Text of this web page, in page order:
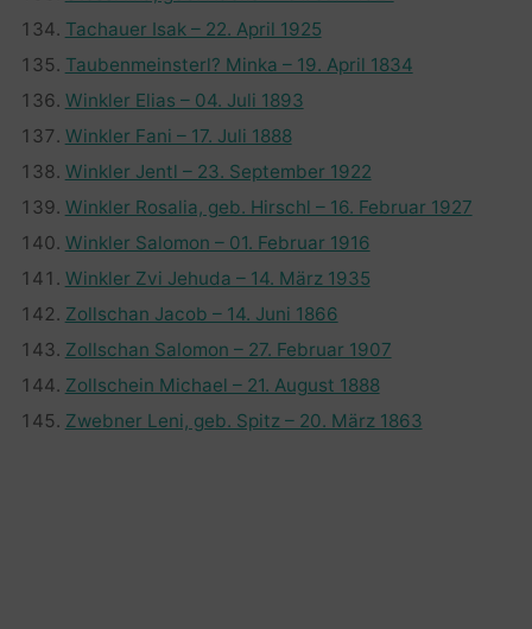
Tachauer Isak – 22. April 1925
Taubenmeinsterl? Minka – 19. April 1834
Winkler Elias – 04. Juli 1893
Winkler Fani – 17. Juli 1888
Winkler Jentl – 23. September 1922
Winkler Rosalia, geb. Hirschl – 16. Februar 1927
Winkler Salomon – 01. Februar 1916
Winkler Zvi Jehuda – 14. März 1935
Zollschan Jacob – 14. Juni 1866
Zollschan Salomon – 27. Februar 1907
Zollschein Michael – 21. August 1888
Zwebner Leni, geb. Spitz – 20. März 1863